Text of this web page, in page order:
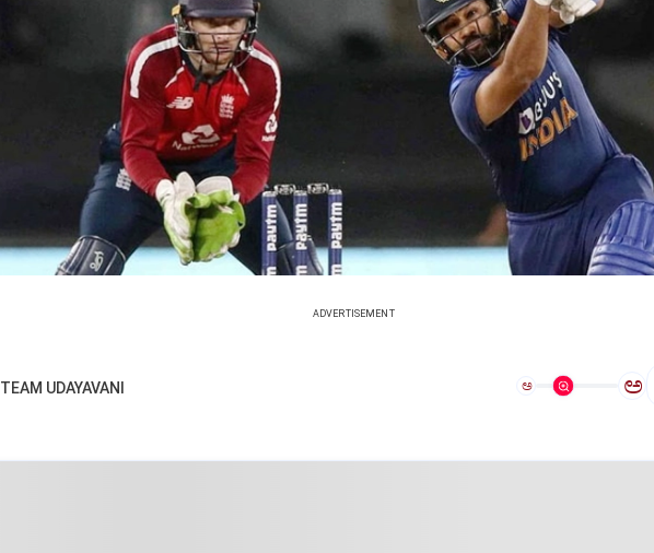
ADVERTISEMENT
TEAM UDAYAVANI ಅ ಅ